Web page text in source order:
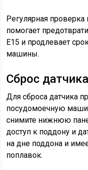
Регулярная
помогает
E15 и продлевает
машины.
Сброс
Для сброса датчика
посудомоечную
снимите нижнюю
доступ к поддону и
на дне поддона и
поплавок.